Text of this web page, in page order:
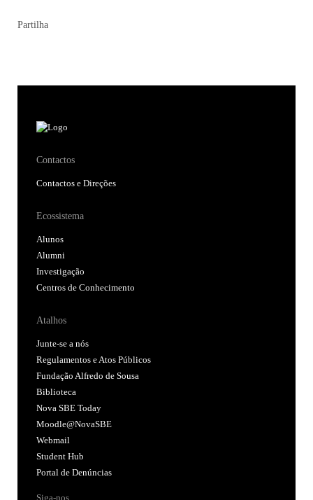
Partilha
Contactos
Contactos e Direções
Ecossistema
Alunos
Alumni
Investigação
Centros de Conhecimento
Atalhos
Junte-se a nós
Regulamentos e Atos Públicos
Fundação Alfredo de Sousa
Biblioteca
Nova SBE Today
Moodle@NovaSBE
Webmail
Student Hub
Portal de Denúncias